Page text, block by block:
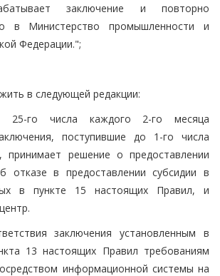
заключение и повторно
в Министерство промышленности и
Федерации.";
в следующей редакции:
25-го числа каждого 2-го месяца
поступившие до 1-го числа
принимает решение о предоставлении
отказе в предоставлении субсидии в
в пункте 15 настоящих Правил, и
заключения установленным в
13 настоящих Правил требованиям
информационной системы на